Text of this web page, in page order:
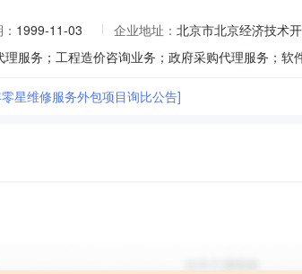
1999-11-03 企业地址： 北京市北京经济技术
星维修服务外包项目询比公告]